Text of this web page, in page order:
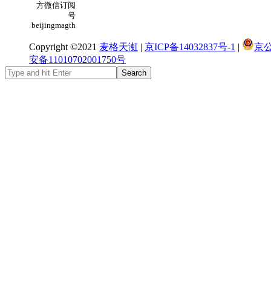
方微信订阅
号
beijingmagth
Copyright ©2021 麦格天渱 | 京ICP备14032837号-1 |
京
安备11010702001750号